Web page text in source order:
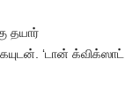
தயார்
. ‘டான் க்விக்ஸாட்